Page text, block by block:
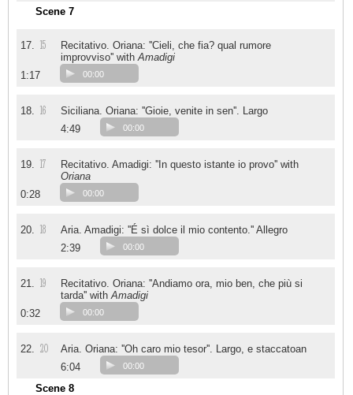
Scene 7
17. 15
Recitativo. Oriana: ''Cieli, che fia? qual rumore
improvviso'' withAmadigi
1:17
00:00
18. 16
Siciliana. Oriana: ''Gioie, venite in sen''. Largo
4:49
00:00
19. 17
Recitativo. Amadigi: ''In questo istante io provo'' with
Oriana
0:28
00:00
20. 18
Aria. Amadigi: ''É sì dolce il mio contento.'' Allegro
2:39
00:00
21. 19
Recitativo. Oriana: ''Andiamo ora, mio ben, che più si
tarda'' withAmadigi
0:32
00:00
22. 20
Aria. Oriana: ''Oh caro mio tesor''. Largo, e staccatoan
6:04
00:00
Scene 8